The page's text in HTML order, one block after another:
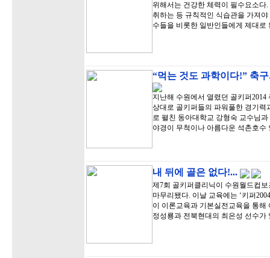
위해서는 건강한 체력이 필수요소
취하는 등 규칙적인 식습관을 가져
수들을 비롯한 일반인들에게 제대
“먹는 것도 과학이다!” 축
지난해 수원에서 열렸던 골키퍼
상대로 골키퍼들의 파워풀한 경기
로 펼친 동아대학교 강형숙 교수님
야경이 무척이나 아름다운 석촌호
내 뒤에 골은 없다!...
제7회 골키퍼클리닉이 수원월드컵
마무리됐다. 이날 교육에는 ‘키퍼
이 이론교육과 기본실전교육을 통
정성룡과 전북현대의 최은성 선수